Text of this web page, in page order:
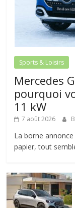
Sports & Loisirs
Mercedes
pourquoi
11 kW
7 août 2026
La borne
papier, tout